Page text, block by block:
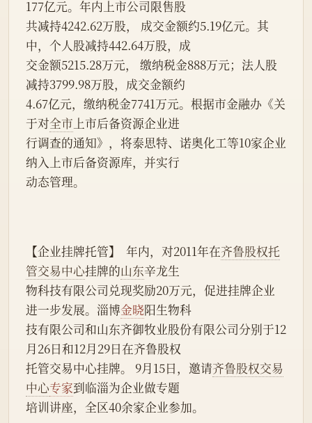
177亿元。年内上市公司限售股
共减持4242.62万股， 成交金额约5.19亿元。其
中，个人股减持442.64万股，成
交金额5215.28万元， 缴纳税金888万元；法人股
减持3799.98万股，成交金额约
4.67亿元，缴纳税金7741万元。根据市金融办《关
于对全市 上市后备资源企业进
行调查的通知》，将泰思特、诺奥化工等10家企业
纳入上市后备资源库，并实行
动态管理。
【企业挂牌托管】  年内，对2011年在齐鲁股权托
管交易中心挂牌的山东辛龙生
物科技有限公司兑现奖励20万元，促进挂牌企业
进一步发展。淄博金晓阳生物科
技有限公司和山东齐御牧业股份有限公司分别于12
月26日和12月29日在齐鲁股权
托管交易中心挂牌。 9月15日，邀请齐鲁股权交易
中心专家到临淄为企业做专题
培训讲座，全区40余家企业参加。